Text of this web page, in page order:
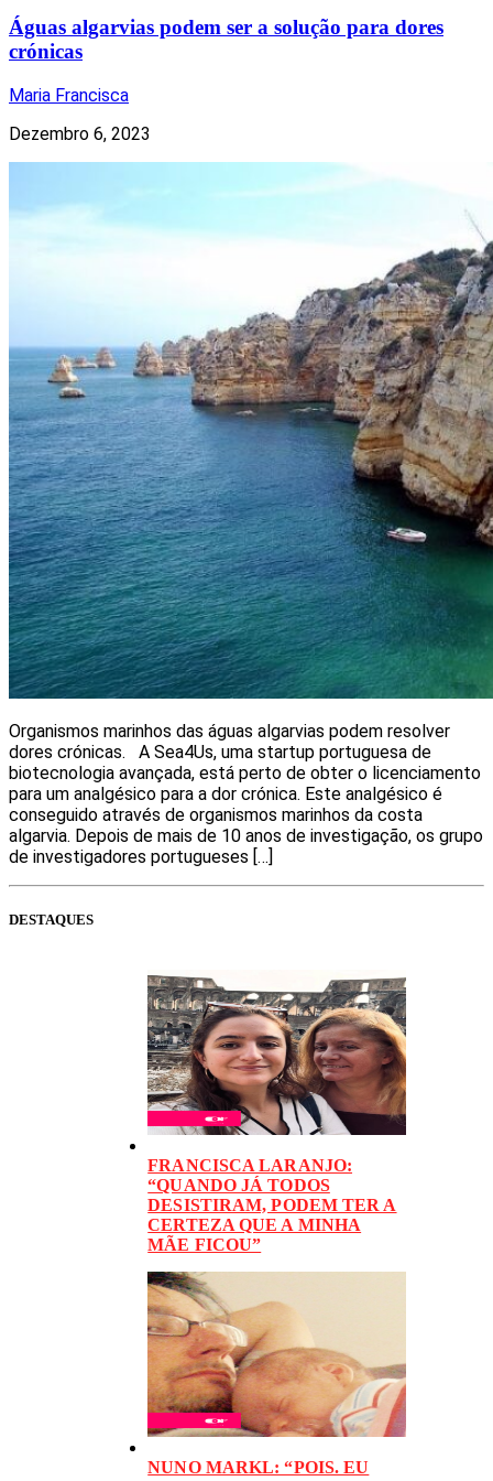
Águas algarvias podem ser a solução para dores
crónicas
Maria Francisca
Dezembro 6, 2023
Organismos marinhos das águas algarvias podem resolver
dores crónicas. A Sea4Us, uma startup portuguesa de
biotecnologia avançada, está perto de obter o licenciamento
para um analgésico para a dor crónica. Este analgésico é
conseguido através de organismos marinhos da costa
algarvia. Depois de mais de 10 anos de investigação, os grupo
de investigadores portugueses […]
DESTAQUES
FRANCISCA LARANJO:
“QUANDO JÁ TODOS
DESISTIRAM, PODEM TER A
CERTEZA QUE A MINHA
MÃE FICOU”
NUNO MARKL: “POIS. EU